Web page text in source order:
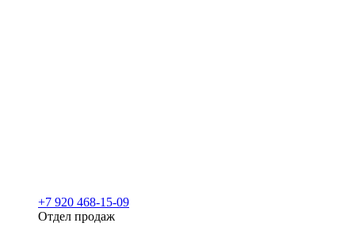
+7 920 468-15-09
Отдел продаж